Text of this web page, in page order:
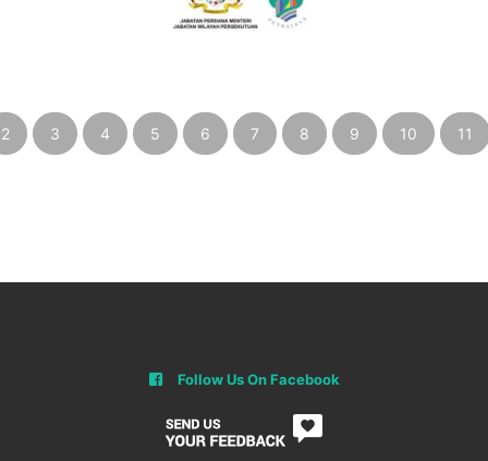
2 3 4 5 6 7 8 9 10 11
Follow Us On Facebook